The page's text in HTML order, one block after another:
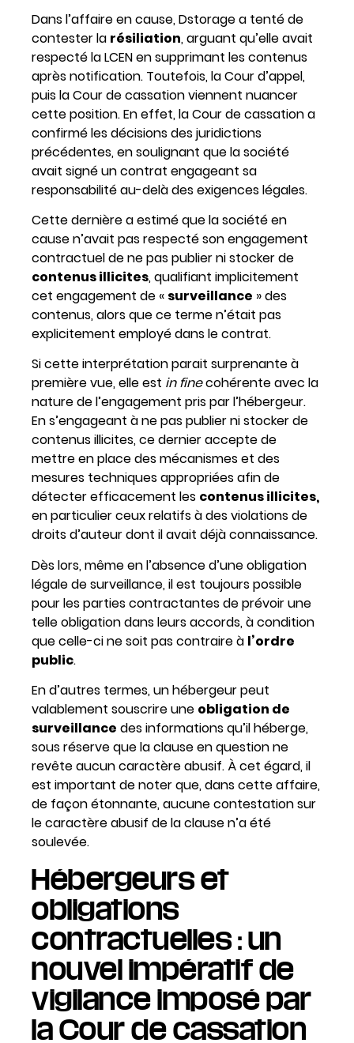
Dans l’affaire en cause, Dstorage a tenté de
contester la résiliation, arguant qu’elle avait
respecté la LCEN en supprimant les contenus
après notification. Toutefois, la Cour d’appel,
puis la Cour de cassation viennent nuancer
cette position. En effet, la Cour de cassation a
confirmé lesdécisions des juridictions
précédentes, en soulignant que la société
avait signé un contrat engageant sa
responsabilité au-delà des exigences légales.
Cette dernière a estimé que la société en
cause n’avait pas respecté son engagement
contractuel de ne pas publier ni stocker de
contenus illicites, qualifiant implicitement
cet engagement de « surveillance » des
contenus, alors que ce terme n’était pas
explicitement employé dans le contrat.
Si cette interprétation parait surprenante à
première vue, elle est in finecohérente avec la
nature de l’engagement pris par l’hébergeur.
En s’engageant à ne pas publier ni stocker de
contenus illicites, ce dernier accepte de
mettre en place des mécanismes et des
mesures techniques appropriées afin de
détecter efficacement les contenus illicites,
en particulier ceux relatifs à des violations de
droits d’auteur dont il avait déjà connaissance.
Dès lors, même en l’absence d’une obligation
légale de surveillance, il est toujours possible
pour les parties contractantes de prévoir une
telle obligation dans leurs accords, à condition
que celle-ci ne soit pas contraire à l’ordre
public.
En d’autres termes, un hébergeur peut
valablement souscrire une obligation de
surveillance des informations qu’il héberge,
sous réserve que la clause en question ne
revête aucun caractère abusif. À cet égard, il
est important de noter que, dans cette affaire,
de façon étonnante, aucune contestation sur
le caractère abusif de la clause n’a été
soulevée.
Hébergeurs et
obligations
contractuelles : un
nouvel impératif de
vigilance imposé par
la Cour de cassation